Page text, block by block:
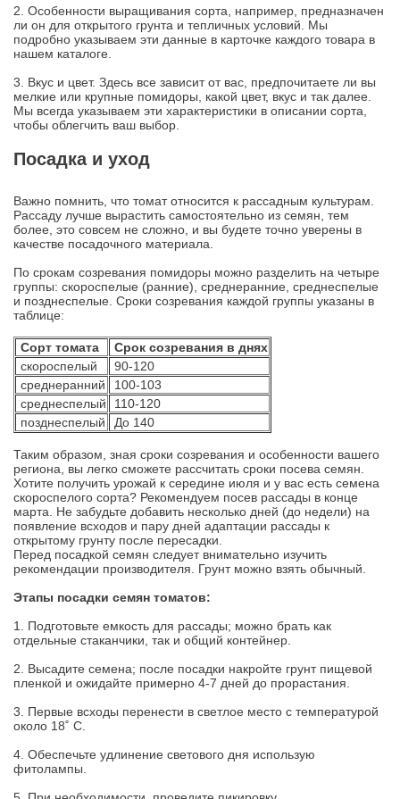
2. Особенности выращивания сорта, например, предназначен
ли он для открытого грунта и тепличных условий. Мы
подробно указываем эти данные в карточке каждого товара в
нашем каталоге.
3. Вкус и цвет. Здесь все зависит от вас, предпочитаете ли вы
мелкие или крупные помидоры, какой цвет, вкус и так далее.
Мы всегда указываем эти характеристики в описании сорта,
чтобы облегчить ваш выбор.
Посадка и уход
Важно помнить, что томат относится к рассадным культурам.
Рассаду лучше вырастить самостоятельно из семян, тем
более, это совсем не сложно, и вы будете точно уверены в
качестве посадочного материала.
По срокам созревания помидоры можно разделить на четыре
группы: скороспелые (ранние), среднеранние, среднеспелые
и позднеспелые. Сроки созревания каждой группы указаны в
таблице:
Сорт томата
Срок созревания в днях
скороспелый
90-120
среднеранний
100-103
среднеспелый
110-120
позднеспелый
До 140
Таким образом, зная сроки созревания и особенности вашего
региона, вы легко сможете рассчитать сроки посева семян.
Хотите получить урожай к середине июля и у вас есть семена
скороспелого сорта? Рекомендуем посев рассады в конце
марта. Не забудьте добавить несколько дней (до недели) на
появление всходов и пару дней адаптации рассады к
открытому грунту после пересадки.
Перед посадкой семян следует внимательно изучить
рекомендации производителя. Грунт можно взять обычный.
Этапы посадки семян томатов:
1. Подготовьте емкость для рассады; можно брать как
отдельные стаканчики, так и общий контейнер.
2. Высадите семена; после посадки накройте грунт пищевой
пленкой и ожидайте примерно 4-7 дней до прорастания.
3. Первые всходы перенести в светлое место с температурой
около 18˚ С.
4. Обеспечьте удлинение светового дня использую
фитолампы.